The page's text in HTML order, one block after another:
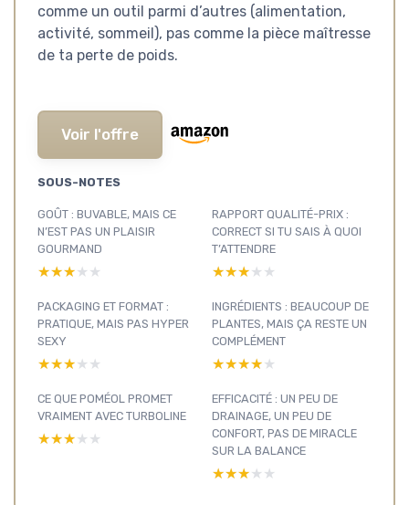
comme un outil parmi d’autres (alimentation,
activité, sommeil), pas comme la pièce maîtresse
de ta perte de poids.
Voir l'offre
SOUS-NOTES
GOÛT : BUVABLE, MAIS CE
N’EST PAS UN PLAISIR
GOURMAND
★★★★★
★★★★★
RAPPORT QUALITÉ-PRIX :
CORRECT SI TU SAIS À QUOI
T’ATTENDRE
★★★★★
★★★★★
PACKAGING ET FORMAT :
PRATIQUE, MAIS PAS HYPER
SEXY
★★★★★
★★★★★
INGRÉDIENTS : BEAUCOUP DE
PLANTES, MAIS ÇA RESTE UN
COMPLÉMENT
★★★★★
★★★★★
CE QUE POMÉOL PROMET
VRAIMENT AVEC TURBOLINE
★★★★★
★★★★★
EFFICACITÉ : UN PEU DE
DRAINAGE, UN PEU DE
CONFORT, PAS DE MIRACLE
SUR LA BALANCE
★★★★★
★★★★★